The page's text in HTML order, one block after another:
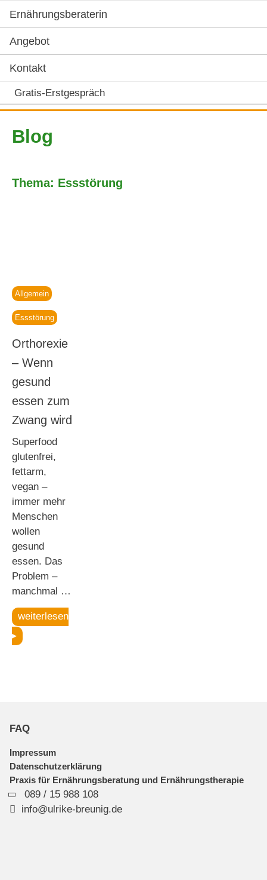
Ernährungsberaterin
Angebot
Kontakt
Gratis-Erstgespräch
Blog
Thema: Essstörung
Allgemein
Essstörung
Orthorexie
– Wenn
gesund
essen zum
Zwang wird
Superfood
glutenfrei,
fettarm,
vegan –
immer mehr
Menschen
wollen
gesund
essen. Das
Problem –
manchmal …
weiterlesen
FAQ
Impressum
Datenschutzerklärung
Praxis für Ernährungsberatung und Ernährungstherapie
089 / 15 988 108
info@ulrike-breunig.de